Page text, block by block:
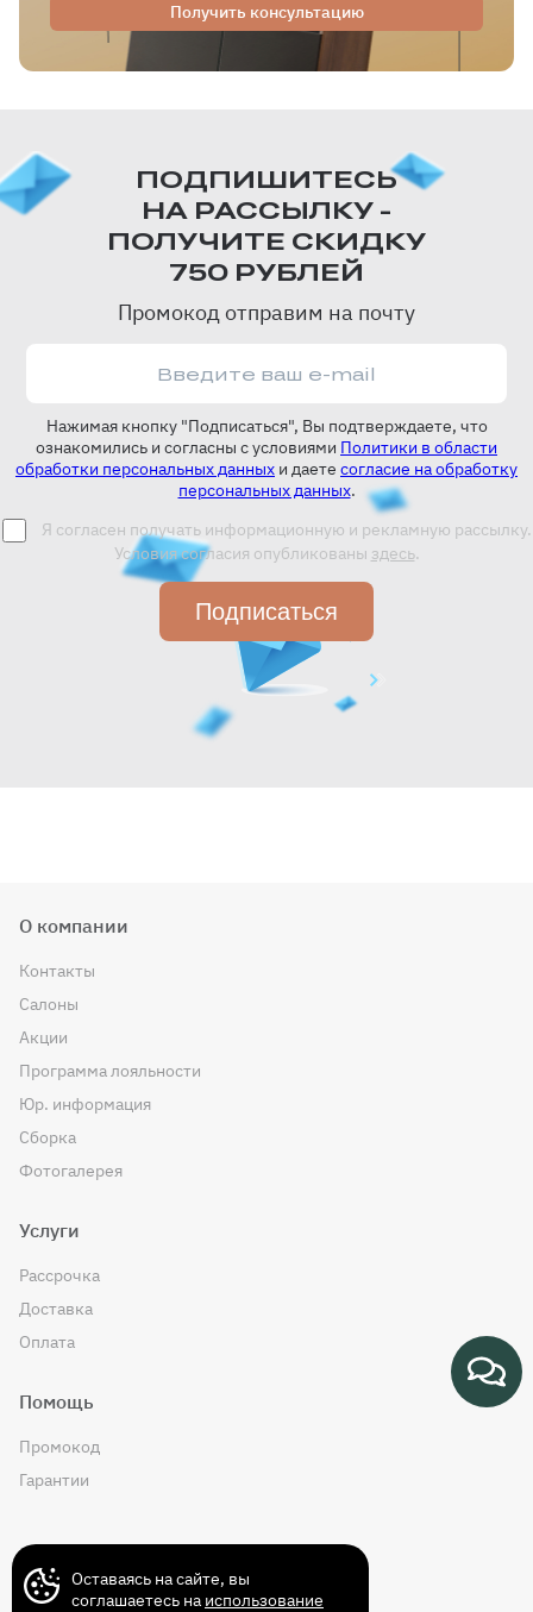
Получить консультацию
ПОДПИШИТЕСЬ
НА РАССЫЛКУ -
ПОЛУЧИТЕ СКИДКУ
750 РУБЛЕЙ
Промокод отправим на почту
Нажимая кнопку "Подписаться", Вы подтверждаете, что
ознакомились и согласны с условиями Политики в области
обработки персональных данных и даете согласие на обработку
персональных данных.
Я согласен получать информационную и рекламную рассылку.
Условия согласия опубликованы здесь.
Подписаться
О компании
Контакты
Салоны
Акции
Программа лояльности
Юр. информация
Сборка
Фотогалерея
Услуги
Рассрочка
Доставка
Оплата
Помощь
Промокод
Гарантии
Контакты
Оставаясь на сайте, вы
соглашаетесь на использование